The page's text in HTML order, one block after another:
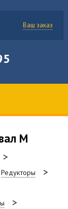
Ваш заказ
М
Редукторы